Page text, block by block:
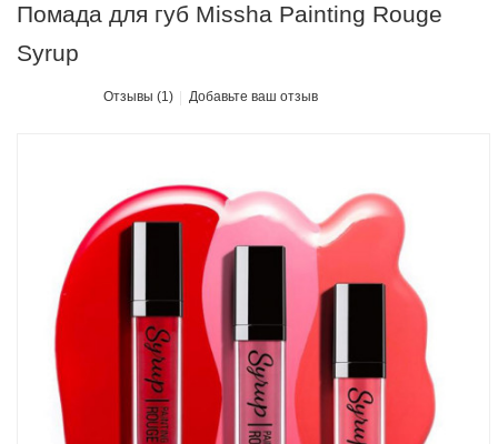
Помада для губ Missha Painting Rouge
Syrup
Отзывы (1) Добавьте ваш отзыв